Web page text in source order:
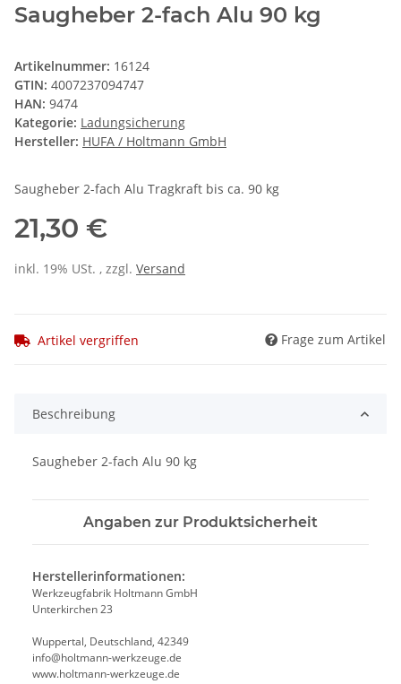
Saugheber 2-fach Alu 90 kg
Artikelnummer: 16124
GTIN: 4007237094747
HAN: 9474
Kategorie: Ladungsicherung
Hersteller: HUFA / Holtmann GmbH
Saugheber 2-fach Alu Tragkraft bis ca. 90 kg
21,30 €
inkl. 19% USt. , zzgl. Versand
Artikel vergriffen Frage zum Artikel
Beschreibung
Saugheber 2-fach Alu 90 kg
Angaben zur Produktsicherheit
Herstellerinformationen:
Werkzeugfabrik Holtmann GmbH
Unterkirchen 23
Wuppertal, Deutschland, 42349
info@holtmann-werkzeuge.de
www.holtmann-werkzeuge.de